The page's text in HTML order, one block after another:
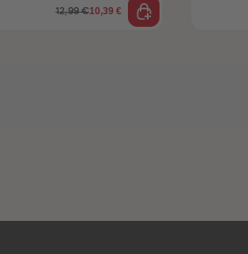
12,99 €10,39 €